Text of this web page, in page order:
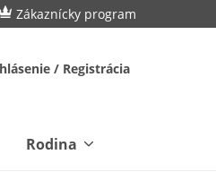
Zákaznícky program
/ Registrácia
Rodina